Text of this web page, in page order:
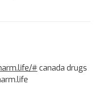
#canada drugs